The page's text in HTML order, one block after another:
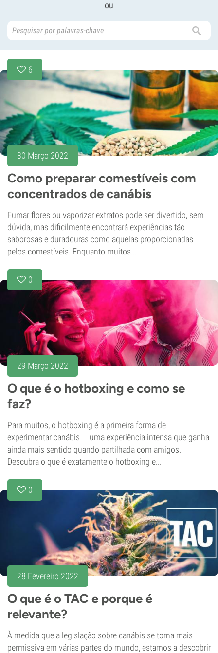
ou
6
30 Março 2022
Como preparar comestíveis com
concentrados de canábis
Fumar flores ou vaporizar extratos pode ser divertido, sem
dúvida, mas dificilmente encontrará experiências tão
saborosas e duradouras como aquelas proporcionadas
pelos comestíveis. Enquanto muitos...
0
29 Março 2022
O que é o hotboxing e como se
faz?
Para muitos, o hotboxing é a primeira forma de
experimentar canábis — uma experiência intensa que ganha
ainda mais sentido quando partilhada com amigos.
Descubra o que é exatamente o hotboxing e...
0
28 Fevereiro 2022
O que é o TAC e porque é
relevante?
À medida que a legislação sobre canábis se torna mais
permissiva em várias partes do mundo, estamos a descobrir